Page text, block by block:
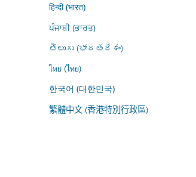
हिन्दी (भारत)
ਪੰਜਾਬੀ (ਭਾਰਤ)
తెలుగు (భారతదేశం)
ไทย (ไทย)
한국어 (대한민국)
繁體中文 (香港特別行政區)